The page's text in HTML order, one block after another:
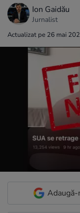
Ion Gaidău
Jurnalist
Actualizat pe 26 mai
Adaugă-